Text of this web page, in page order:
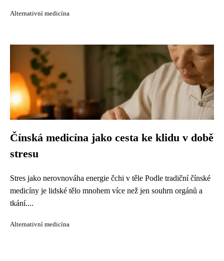
Alternativní medicína
Čínská medicína jako cesta ke klidu v době
stresu
Stres jako nerovnováha energie čchi v těle Podle tradiční čínské
medicíny je lidské tělo mnohem více než jen souhrn orgánů a
tkání....
Alternativní medicína